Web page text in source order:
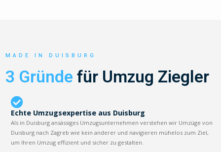
MADE IN DUISBURG
3 Gründe für Umzug Ziegler
Echte Umzugsexpertise aus Duisburg
Als in Duisburg ansässiges Umzugsunternehmen verstehen wir Umzüge von
Duisburg nach Zagreb wie kein anderer und navigieren mühelos zum Ziel,
um Ihren Umzug effizient und sicher zu gestalten.